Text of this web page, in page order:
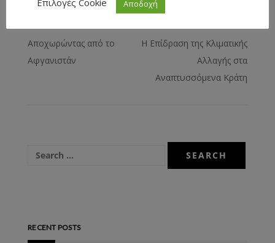
Αποχωρώντας από το
Αφγανιστάν
Η Επίδραση της Κλιματικής
Αλλαγής στα
Αναπτυσσόμενα Κράτη
RECENT POSTS
Επιλογές Cookie
Αποδοχή